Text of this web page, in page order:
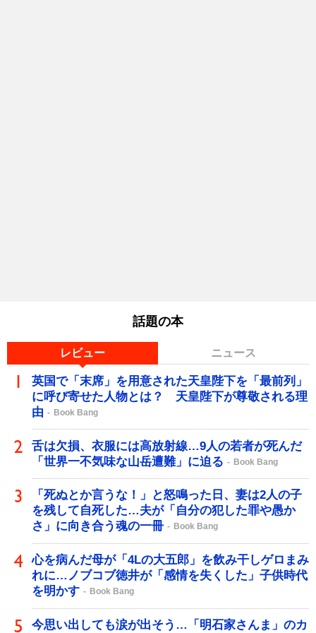
話題の本
レビュー ニュース
英国で「末席」を用意された天皇陛下を「最前列」
に呼び寄せた人物とは？ 天皇陛下が尊敬される理
由
Book Bang
舌は欠損、衣服には高放射線…9人の若者が死んだ
「世界一不気味な山岳遭難」に迫る
Book Bang
「死ぬとか言うな！」と怒鳴った日、妻は2人の子
を残して自死した…夫が「自分の犯した罪や愚か
さ」に向き合う魂の一冊
Book Bang
心を病んだ母が「4Lの大五郎」を飲み干しゲロまみ
れに…ノブコブ徳井が「感情を失くした」子供時代
を明かす
Book Bang
今思い出しても涙が出そう…「明石家さんま」のカ